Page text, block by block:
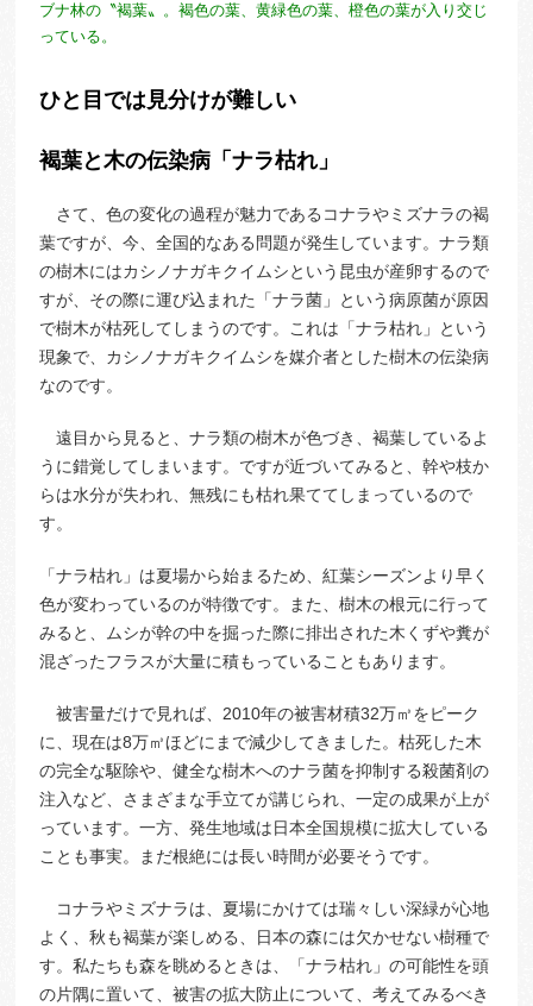
ブナ林の〝褐葉〟。褐色の葉、黄緑色の葉、橙色の葉が入り交じ
っている。
ひと目では見分けが難しい
褐葉と木の伝染病「ナラ枯れ」
さて、色の変化の過程が魅力であるコナラやミズナラの褐
葉ですが、今、全国的なある問題が発生しています。ナラ類
の樹木にはカシノナガキクイムシという昆虫が産卵するので
すが、その際に運び込まれた「ナラ菌」という病原菌が原因
で樹木が枯死してしまうのです。これは「ナラ枯れ」という
現象で、カシノナガキクイムシを媒介者とした樹木の伝染病
なのです。
遠目から見ると、ナラ類の樹木が色づき、褐葉しているよ
うに錯覚してしまいます。ですが近づいてみると、幹や枝か
らは水分が失われ、無残にも枯れ果ててしまっているので
す。
「ナラ枯れ」は夏場から始まるため、紅葉シーズンより早く
色が変わっているのが特徴です。また、樹木の根元に行って
みると、ムシが幹の中を掘った際に排出された木くずや糞が
混ざったフラスが大量に積もっていることもあります。
被害量だけで見れば、2010年の被害材積32万㎥をピーク
に、現在は8万㎥ほどにまで減少してきました。枯死した木
の完全な駆除や、健全な樹木へのナラ菌を抑制する殺菌剤の
注入など、さまざまな手立てが講じられ、一定の成果が上が
っています。一方、発生地域は日本全国規模に拡大している
ことも事実。まだ根絶には長い時間が必要そうです。
コナラやミズナラは、夏場にかけては瑞々しい深緑が心地
よく、秋も褐葉が楽しめる、日本の森には欠かせない樹種で
す。私たちも森を眺めるときは、「ナラ枯れ」の可能性を頭
の片隅に置いて、被害の拡大防止について、考えてみるべき